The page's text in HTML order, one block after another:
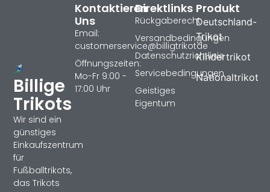
Billige
Trikots
Wir sind ein
günstiges
Einkaufszentrum
für
Fußballtrikots,
das Trikots
Produkt
Deutschland-
Trikot
Kindertrikot
Nationaltrikot
Direktlinks
Rückgaberecht
Versandbedingungen
Datenschutzrichtlinie
Servicebedingungen
Geistiges
Eigentum
Kontaktieren
Uns
Email:
customerservice@billigtrikotde
Öffnungszeiten:
Mo-Fr 9:00 -
17:00 Uhr